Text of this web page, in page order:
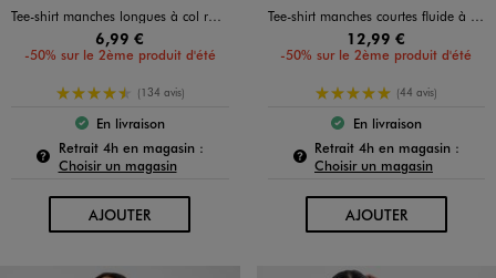
Tee-shirt manches longues à col rond femme
6,99 €
-50% sur le 2ème produit d'été
4.5/5 de moyenne
(134 avis)
Le produit est disponible :
En livraison
Retrait 4h en magasin :Pour connaître la disponibilité de ce produit :
Choisir un magasin
AJOUTERAU PANIER
Tee-shirt manches courtes fluide à col V dentelle femme grande taille
12,99 €
-50% sur le 2ème produit d'été
5/5 de moyenne
(44 avis)
Le produit est
En livraison
Retrait 4h en magasin :
Choisir un magasin
AJOUTERAU PANIER